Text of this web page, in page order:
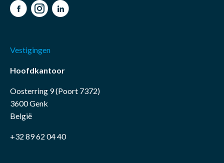
FacebookInstagramLinkedIn
Vestigingen
Hoofdkantoor
Oosterring 9 (Poort 7372)
3600 Genk
België
+32 89 62 04 40